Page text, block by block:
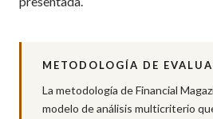
METODOLOGÍA DE
La metodología de Financial
modelo de análisis multicriterio